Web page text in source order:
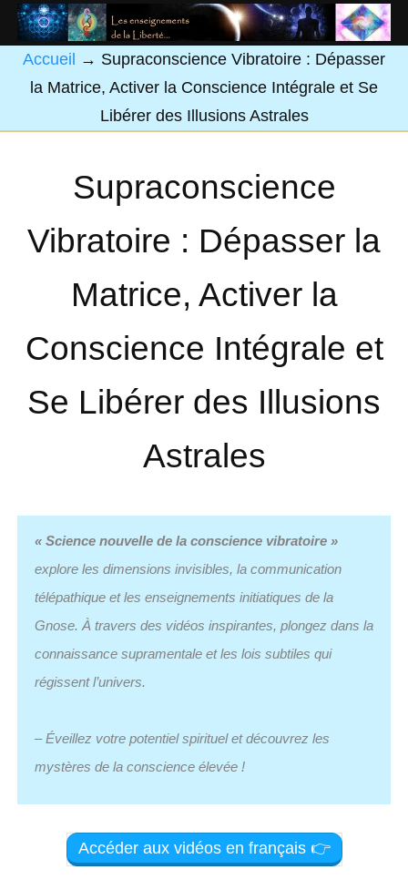
Accueil → Supraconscience Vibratoire : Dépasser
la Matrice, Activer la Conscience Intégrale et Se
Libérer des Illusions Astrales
Supraconscience
Vibratoire : Dépasser la
Matrice, Activer la
Conscience Intégrale et
Se Libérer des Illusions
Astrales
« Science nouvelle de la conscience vibratoire »
explore les dimensions invisibles, la communication
télépathique et les enseignements initiatiques de la
Gnose. À travers des vidéos inspirantes, plongez dans la
connaissance supramentale et les lois subtiles qui
régissent l’univers.
– Éveillez votre potentiel spirituel et découvrez les
mystères de la conscience élevée !
Accéder aux vidéos en français 👉